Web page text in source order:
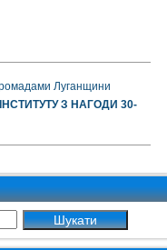
Луганщини
З НАГОДИ 30-